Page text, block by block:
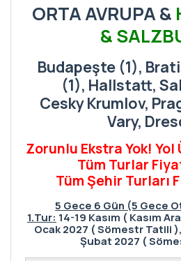
ORTA AVRUPA &
&
Budapeşte (1),
(1), Hallstatt,
Cesky Krumlov,
Vary,
Zorunlu Ekstra Yok! Yol
Tüm Turlar
Tüm Şehir Turları
5 Gece 6 Gün (5 Gece
1.Tur: 14-19 Kasım ( Kasım
Ocak 2027 ( Sömestr Tatili ),
Şubat 2027 (